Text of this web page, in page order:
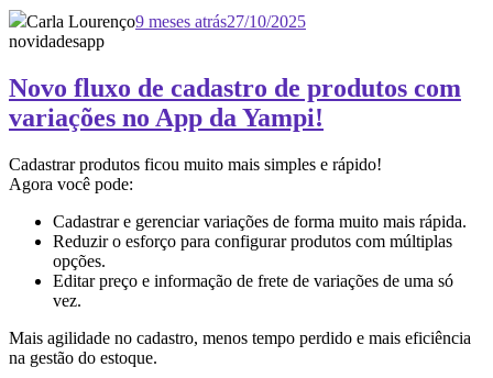
Carla Lourenço9 meses atrás27/10/2025
novidadesapp
Novo fluxo de cadastro de produtos com
variações no App da Yampi!
Cadastrar produtos ficou muito mais simples e rápido!
Agora você pode:
Cadastrar e gerenciar variações de forma muito mais rápida.
Reduzir o esforço para configurar produtos com múltiplas
opções.
Editar preço e informação de frete de variações de uma só
vez.
Mais agilidade no cadastro, menos tempo perdido e mais eficiência
na gestão do estoque.